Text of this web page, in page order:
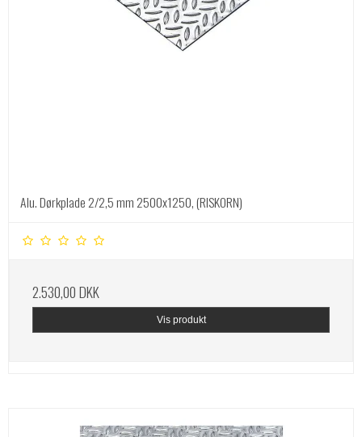
Alu. Dørkplade 2/2,5 mm 2500x1250, (RISKORN)
2.530,00 DKK
Vis produkt